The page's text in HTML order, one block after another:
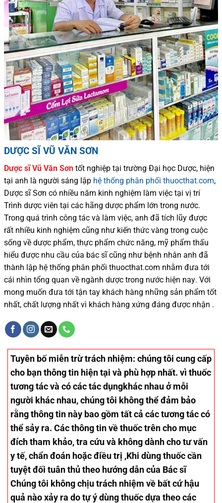
DƯỢC SĨ VŨ VĂN SƠN
Dược sĩVũ Văn Sơn tốt nghiệp tại trường Đại học Dược, hiện
tại anh là người sáng lập hệ thống phân phối thuocthat.com,
Dược sĩSơn có nhiều năm kinh nghiệm làm việc tại vị trí
Trình dược viên tại các hãng dược phẩm lớn trong nước.
Trong quá trình công tác và làm việc, anh đã tích lũy được
rất nhiều kinh nghiệm cũng như kiến thức vàng trong cuộc
sống về dược phẩm, thực phẩm chức năng, mỹ phẩm thấu
hiểu được nhu cầu của bác sĩcũng như bệnh nhân anh đã
thành lập hệ thống phân phối thuocthat.com nhằm đưa tới
cái nhìn tổng quan về ngành dược trong nước hiện nay. Với
mong muốn đưa tới tận tay khách hàng những sản phẩm tốt
nhất, chất lượng nhất vì khách hàng xứng đáng được nhận .
Tuyên bố miễn trừ trách nhiệm: chúng tôi cung cấp
cho bạn thông tin hiện tại và phù hợp nhất. vì thuốc
tương tác và có các tác dụngkhác nhau ở mỗi
người khác nhau, chúng tôi không thể đảm bảo
rằng thông tin này bao gồm tất cả các tương tác có
thể sảy ra. Các thông tin về thuốc trên cho mục
đích tham khảo, tra cứu và không dành cho tư vấn
y tế, chẩn đoán hoặc điều trị ,Khi dùng thuốc cần
tuyệt đối tuân thủ theo hướng dẫn của Bác sĩ
Chúng tôi không chịu trách nhiệm về bất cứ hậu
quả nào xảy ra do tự ý dùng thuốc dựa theo các